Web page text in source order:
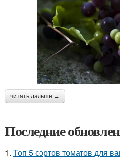
читать дальше →
Последние
1. Топ 5 сортов томатов для